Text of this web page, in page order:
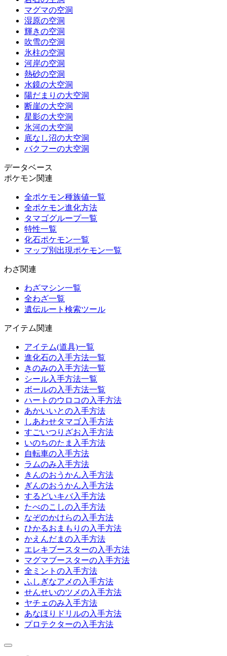
マグマの空洞
湿原の空洞
輝きの空洞
吹雪の空洞
氷柱の空洞
河岸の空洞
熱砂の空洞
水鏡の大空洞
陽だまりの大空洞
断崖の大空洞
星影の大空洞
氷河の大空洞
底なし沼の大空洞
バクフーの大空洞
データベース
ポケモン関連
全ポケモン種族値一覧
全ポケモン進化方法
タマゴグループ一覧
特性一覧
化石ポケモン一覧
マップ別出現ポケモン一覧
わざ関連
わざマシン一覧
全わざ一覧
遺伝ルート検索ツール
アイテム関連
アイテム(道具)一覧
進化石の入手方法一覧
きのみの入手方法一覧
シール入手方法一覧
ボールの入手方法一覧
ハートのウロコの入手方法
あかいいとの入手方法
しあわせタマゴ入手方法
すごいつりざお入手方法
いのちのたま入手方法
自転車の入手方法
ラムのみ入手方法
きんのおうかん入手方法
ぎんのおうかん入手方法
するどいキバ入手方法
たべのこしの入手方法
なぞのかけらの入手方法
ひかるおまもりの入手方法
かえんだまの入手方法
エレキブースターの入手方法
マグマブースターの入手方法
全ミントの入手方法
ふしぎなアメの入手方法
せんせいのツメの入手方法
ヤチェのみ入手方法
あなほりドリルの入手方法
プロテクターの入手方法